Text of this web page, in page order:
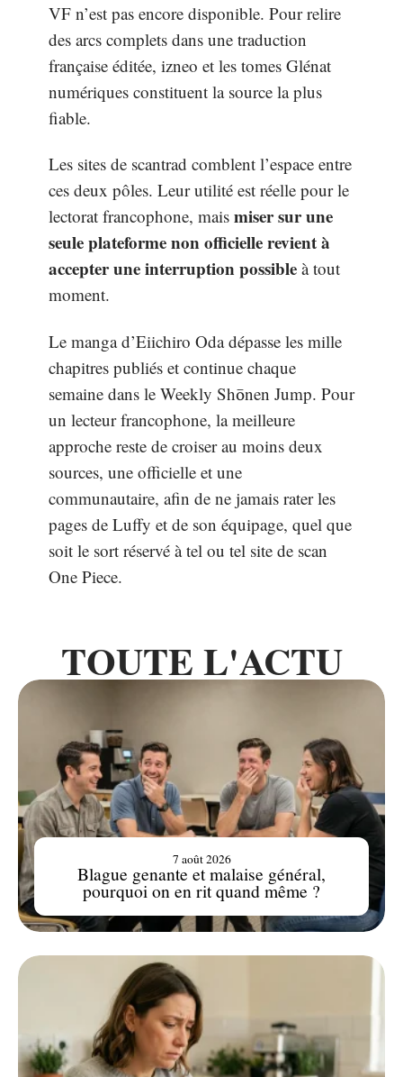
VF n’est pas encore disponible. Pour relire
des arcs complets dans une traduction
française éditée, izneo et les tomes Glénat
numériques constituent la source la plus
fiable.
Les sites de scantrad comblent l’espace entre
ces deux pôles. Leur utilité est réelle pour le
lectorat francophone, mais miser sur une
seule plateforme non officielle revient à
accepter une interruption possible à tout
moment.
Le manga d’Eiichiro Oda dépasse les mille
chapitres publiés et continue chaque
semaine dans le Weekly Shōnen Jump. Pour
un lecteur francophone, la meilleure
approche reste de croiser au moins deux
sources, une officielle et une
communautaire, afin de ne jamais rater les
pages de Luffy et de son équipage, quel que
soit le sort réservé à tel ou tel site de scan
One Piece.
TOUTE L'ACTU
Blague genante et malaise général,
pourquoi on en rit quand même ?
7 août 2026